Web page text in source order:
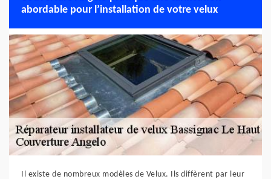
abordable pour l’installation de votre velux
Il existe de nombreux modèles de Velux. Ils diffèrent par leur